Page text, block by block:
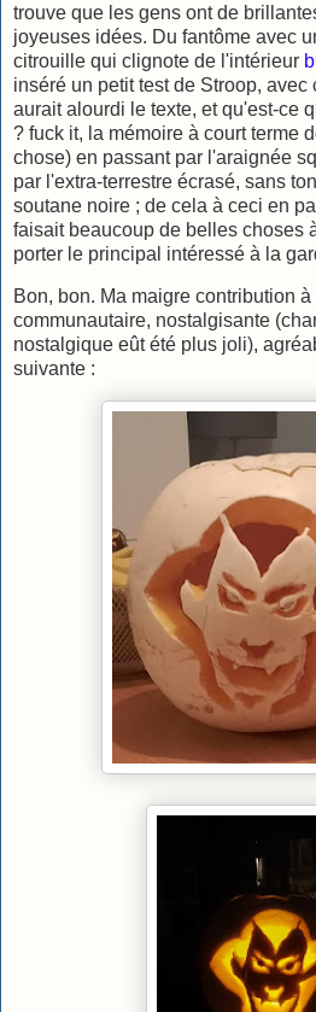
trouve que les gens ont de
joyeuses idées. Du fantôme avec
citrouille qui clignote de l'intérieur
inséré un petit test de Stroop, avec
aurait alourdi le texte, et qu'est-ce
? fuck it, la mémoire à court terme
chose) en passant par l'araignée
par l'extra-terrestre écrasé, sans
soutane noire ; de cela à ceci en
faisait beaucoup de belles choses
porter le principal intéressé à la
Bon, bon. Ma maigre contribution
communautaire, nostalgisante
nostalgique eût été plus joli),
suivante :